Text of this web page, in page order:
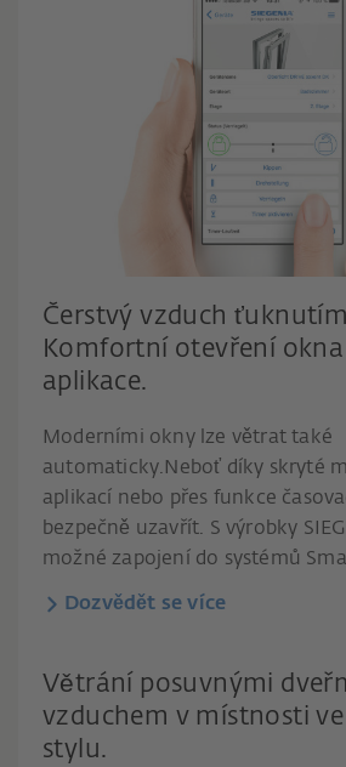
Čerstvý vzduch
Komfortní otevření
aplikace.
Moderními okny lze větrat také
automaticky.Neboť díky skryté
aplikací nebo přes funkce
bezpečně uzavřít. S výrobky
možné zapojení do systémů
Dozvědět se více
Větrání posuvnými
vzduchem v místnosti
stylu.